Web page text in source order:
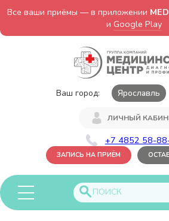
Все ваши приёмы — в приложении
и Google Play
Ваш город: Ярославль
ЛИЧНЫЙ
+7 4852 58-
ЗАПИСЬ НА ПРИЁМ